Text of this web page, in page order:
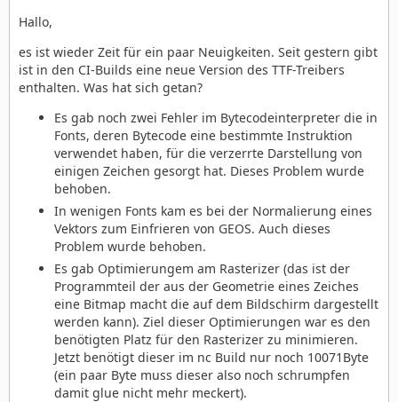
Hallo,
es ist wieder Zeit für ein paar Neuigkeiten. Seit gestern gibt
ist in den CI-Builds eine neue Version des TTF-Treibers
enthalten. Was hat sich getan?
Es gab noch zwei Fehler im Bytecodeinterpreter die in
Fonts, deren Bytecode eine bestimmte Instruktion
verwendet haben, für die verzerrte Darstellung von
einigen Zeichen gesorgt hat. Dieses Problem wurde
behoben.
In wenigen Fonts kam es bei der Normalierung eines
Vektors zum Einfrieren von GEOS. Auch dieses
Problem wurde behoben.
Es gab Optimierungem am Rasterizer (das ist der
Programmteil der aus der Geometrie eines Zeiches
eine Bitmap macht die auf dem Bildschirm dargestellt
werden kann). Ziel dieser Optimierungen war es den
benötigten Platz für den Rasterizer zu minimieren.
Jetzt benötigt dieser im nc Build nur noch 10071Byte
(ein paar Byte muss dieser also noch schrumpfen
damit glue nicht mehr meckert).